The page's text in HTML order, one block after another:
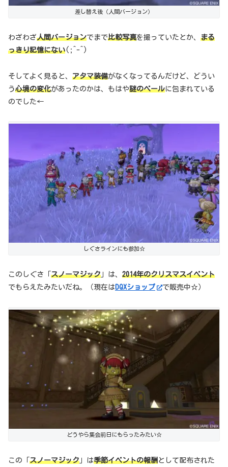
差し替え後（人間バージョン）
わざわざ人間バージョンでまで比較写真を撮っていたとか、 まる
っきり記憶にない(;^-^)
そしてよく見ると、 アタマ装備がなくなってるんだけど、どうい
う心境の変化があったのかは、もはや謎のベールに包まれている
のでした←
しぐさラインにも参加☆
このしぐさ「 スノーマジック 」は、 2014年のクリスマスイベント
でもらえたみたいだね。（現在は DQXショップ で販売中☆）
どうやら集会前日にもらったみたい☆
この「 スノーマジック 」は季節イベントの報酬として配布された